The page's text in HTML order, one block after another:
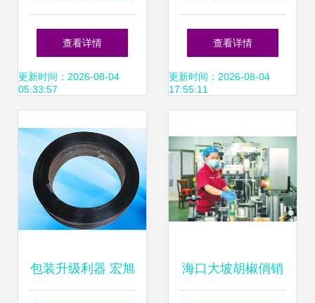
价格、批发与厂家
资源全解析
查看详情
更新时间：2026-08-04
05:33:57
胶粘制品与打包
带，助力高效在线
查看详情
更新时间：2026-08-04
17:55:11
包装升级利器 宏旭 海口大坡胡椒俏销